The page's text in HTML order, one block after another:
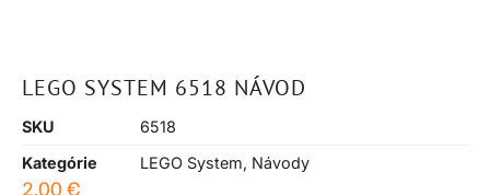
LEGO SYSTEM 6518 NÁVOD
SKU
6518
Kategórie
LEGO System, Návody
2,00 €